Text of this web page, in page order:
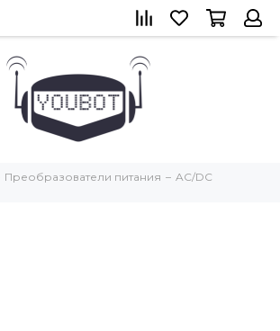
Преобразователи питания
AC/DC